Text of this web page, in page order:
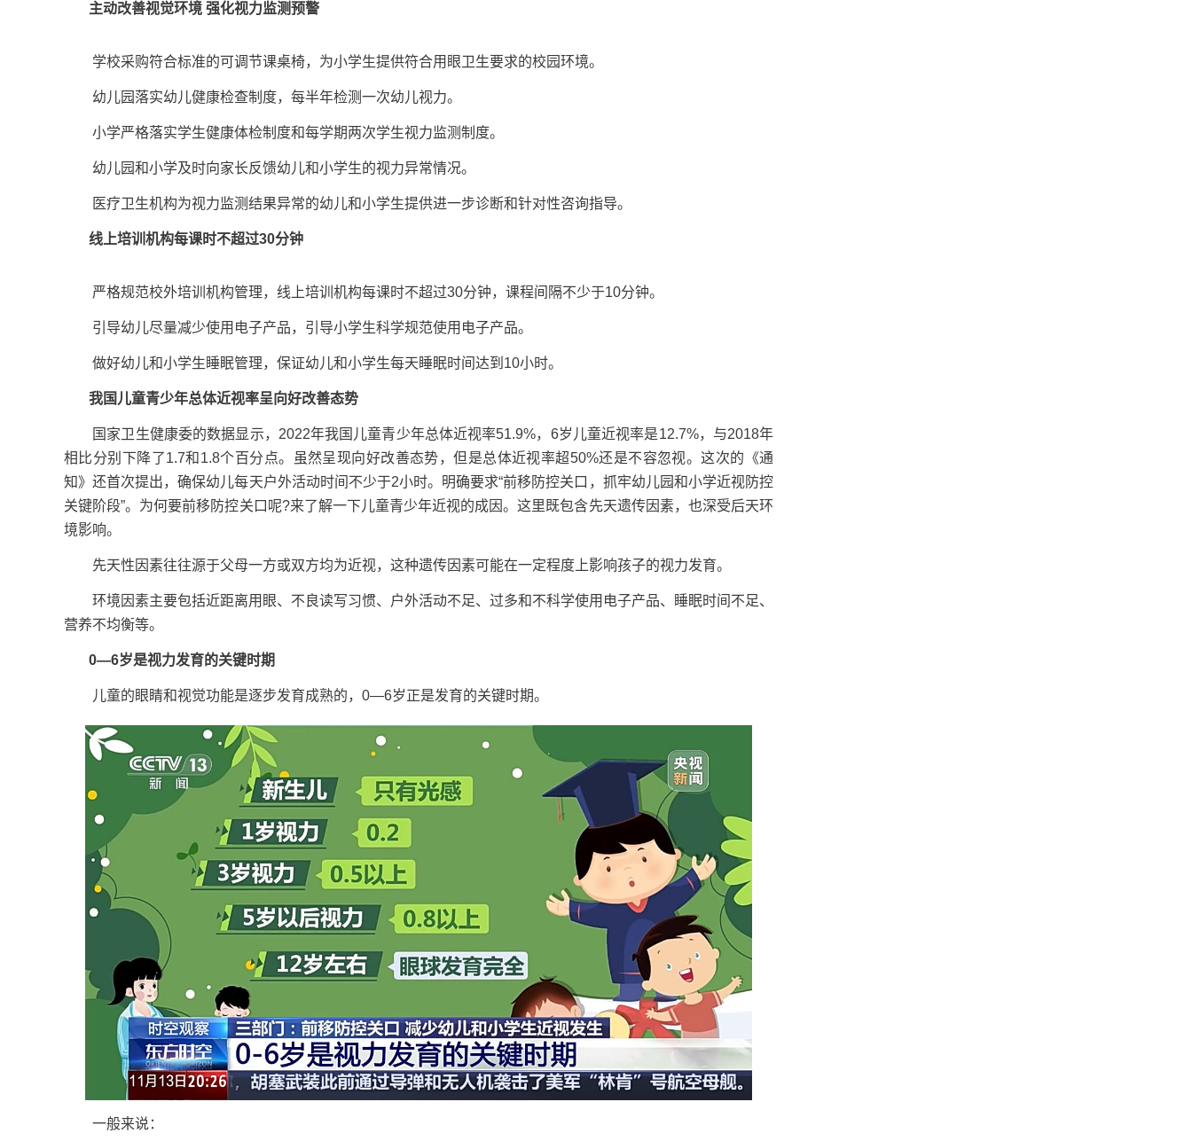
主动改善视觉环境 强化视力监测预警
学校采购符合标准的可调节课桌椅，为小学生提供符合用眼卫生要求的校园环境。
幼儿园落实幼儿健康检查制度，每半年检测一次幼儿视力。
小学严格落实学生健康体检制度和每学期两次学生视力监测制度。
幼儿园和小学及时向家长反馈幼儿和小学生的视力异常情况。
医疗卫生机构为视力监测结果异常的幼儿和小学生提供进一步诊断和针对性咨询指导。
线上培训机构每课时不超过30分钟
严格规范校外培训机构管理，线上培训机构每课时不超过30分钟，课程间隔不少于10分钟。
引导幼儿尽量减少使用电子产品，引导小学生科学规范使用电子产品。
做好幼儿和小学生睡眠管理，保证幼儿和小学生每天睡眠时间达到10小时。
我国儿童青少年总体近视率呈向好改善态势
国家卫生健康委的数据显示，2022年我国儿童青少年总体近视率51.9%，6岁儿童近视率是12.7%，与2018年
相比分别下降了1.7和1.8个百分点。虽然呈现向好改善态势，但是总体近视率超50%还是不容忽视。这次的《通
知》还首次提出，确保幼儿每天户外活动时间不少于2小时。明确要求“前移防控关口，抓牢幼儿园和小学近视防控
关键阶段”。为何要前移防控关口呢?来了解一下儿童青少年近视的成因。这里既包含先天遗传因素，也深受后天环
境影响。
先天性因素往往源于父母一方或双方均为近视，这种遗传因素可能在一定程度上影响孩子的视力发育。
环境因素主要包括近距离用眼、不良读写习惯、户外活动不足、过多和不科学使用电子产品、睡眠时间不足、
营养不均衡等。
0—6岁是视力发育的关键时期
儿童的眼睛和视觉功能是逐步发育成熟的，0—6岁正是发育的关键时期。
一般来说：